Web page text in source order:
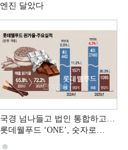
엔진 달았다
국경 넘나들고 법인 통합하고…
롯데웰푸드 ‘ONE’, 숫자로